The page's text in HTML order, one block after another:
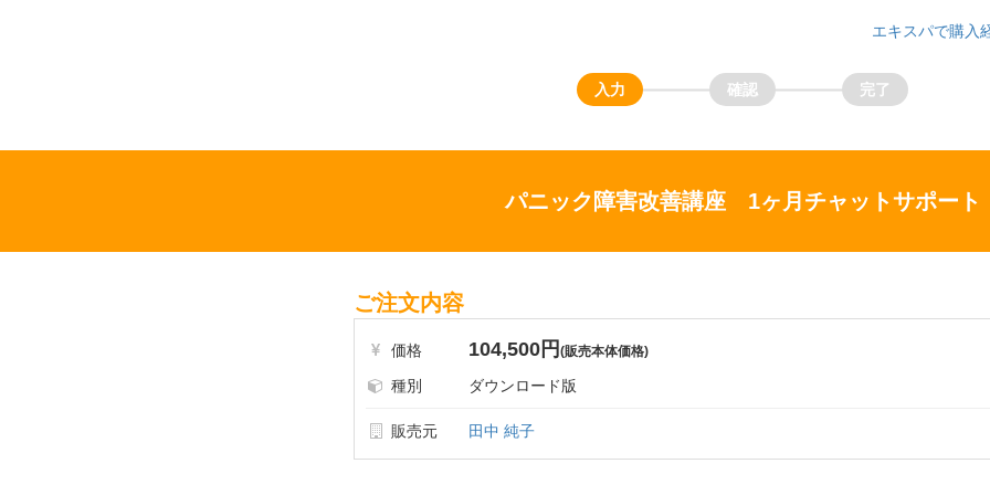
エキスパで購入
パニック障害改善講座 1ヶ月チャットサポート
ご注文内容
価格 104,500円 (販売本体価格)
種別 ダウンロード版
販売元 田中 純子